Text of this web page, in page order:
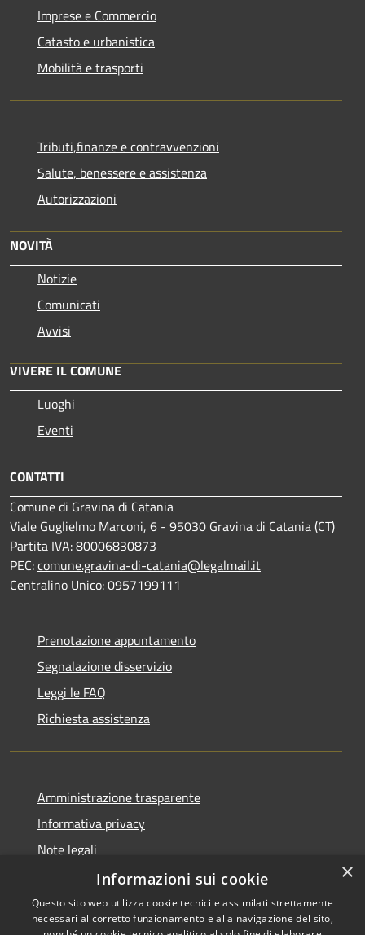
Imprese e Commercio
Catasto e urbanistica
Mobilità e trasporti
Tributi,finanze e contravvenzioni
Salute, benessere e assistenza
Autorizzazioni
NOVITÀ
Notizie
Comunicati
Avvisi
VIVERE IL COMUNE
Luoghi
Eventi
CONTATTI
Comune di Gravina di Catania
Viale Guglielmo Marconi, 6 - 95030 Gravina di Catania (CT)
Partita IVA: 80006830873
PEC:comune.gravina-di-catania@legalmail.it
Centralino Unico: 0957199111
Prenotazione appuntamento
Segnalazione disservizio
Leggi le FAQ
Richiesta assistenza
Amministrazione trasparente
Informativa privacy
Note legali
Dichiarazione di accessibilità
×
Informazioni sui cookie
Questo sito web utilizza cookie tecnici e assimilati strettamente
necessari al corretto funzionamento e alla navigazione del sito,